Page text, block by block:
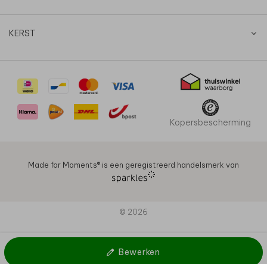
Bewerken
KERST
Kopersbescherming
Made for Moments®️ is een geregistreerd handelsmerk van
© 2026